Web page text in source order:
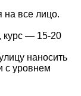
на все лицо.
курс — 15-20
наносить
с уровнем